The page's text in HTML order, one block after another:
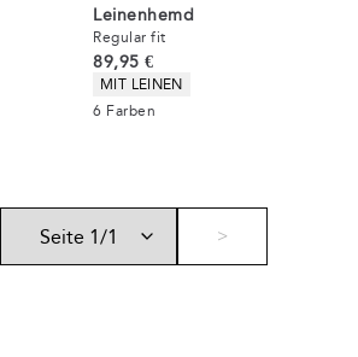
Leinenhemd
Regular fit
Preis
89,95 €
Produkteigenschaften
MIT LEINEN
6 Farben